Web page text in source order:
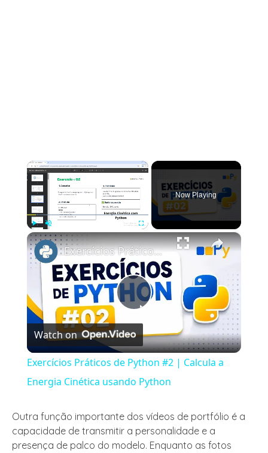
×
Play Unmute
Now Playing
×
Play
Video
Exercícios Práticos de Python #2 | Calcula a Energia Cinética usando Python
Watch on
Exercícios Práticos de Python #2 | Calcula a
Energia Cinética usando Python
Outra função importante dos vídeos de portfólio é a
capacidade de transmitir a personalidade e a
presença de palco do modelo. Enquanto as fotos